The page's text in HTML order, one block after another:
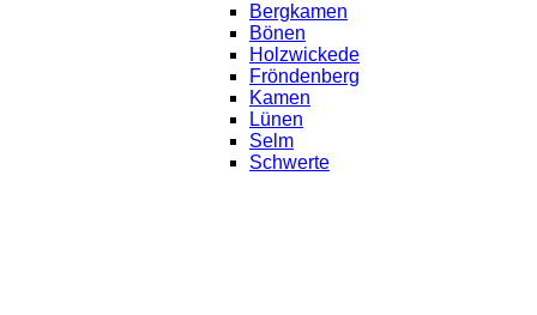
Bergkamen
Bönen
Holzwickede
Fröndenberg
Kamen
Lünen
Selm
Schwerte